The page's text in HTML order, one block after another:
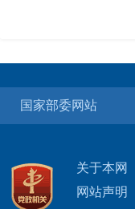
国家部委网站
关于本网
网站声明